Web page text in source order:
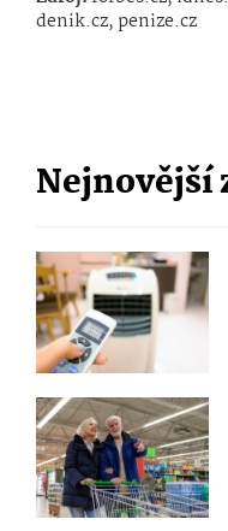
denik.cz, penize.cz
Nejnovější